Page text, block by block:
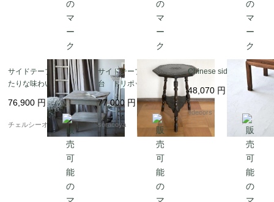
サイドテーブルにぴっ
たりな味わい深いペイ
ントテーブル イギリ
スアンティーク家具
76,900 円
チェルシーオールド
サイドテーブル 花
台 トリポッドテーブ
ル（三脚） オーク
英国製
77,000 円
soracoya
Chinese side table
48,070 円
9decors